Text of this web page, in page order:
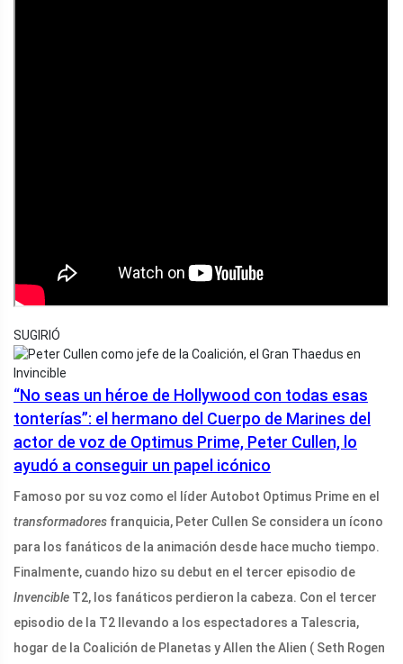
SUGIRIÓ
“No seas un héroe de Hollywood con todas esas
tonterías”: el hermano del Cuerpo de Marines del
actor de voz de Optimus Prime, Peter Cullen, lo
ayudó a conseguir un papel icónico
Famoso por su voz como el líder Autobot Optimus Prime en el
transformadores franquicia, Peter Cullen Se considera un ícono
para los fanáticos de la animación desde hace mucho tiempo.
Finalmente, cuando hizo su debut en el tercer episodio de
Invencible T2, los fanáticos perdieron la cabeza. Con el tercer
episodio de la T2 llevando a los espectadores a Talescria,
hogar de la Coalición de Planetas y Allen the Alien ( Seth Rogen